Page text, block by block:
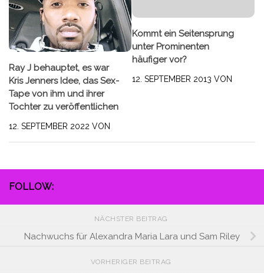
Ray J behauptet, es war
Kris Jenners Idee, das Sex-
Tape von ihm und ihrer
Tochter zu veröffentlichen
12. SEPTEMBER 2022 VON
Kommt ein Seitensprung
unter Prominenten
häufiger vor?
12. SEPTEMBER 2013 VON
FOLLOW:
NÄCHSTER BEITRAG
Nachwuchs für Alexandra Maria Lara und Sam Riley
VORHERIGER BEITRAG